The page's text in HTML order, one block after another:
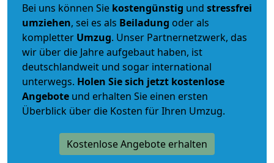
Bei uns können Sie kostengünstig und stressfrei
umziehen, sei es als Beiladung oder als
kompletter Umzug. Unser Partnernetzwerk, das
wir über die Jahre aufgebaut haben, ist
deutschlandweit und sogar international
unterwegs. Holen Sie sich jetzt kostenlose
Angebote und erhalten Sie einen ersten
Überblick über die Kosten für Ihren Umzug.
Kostenlose Angebote erhalten